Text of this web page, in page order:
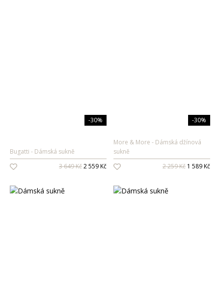
-30%
Bugatti
Dámská sukně
3 649 Kč2 559 Kč
-30%
More & More
Dámská džínová
sukně
2 259 Kč 1 589 Kč